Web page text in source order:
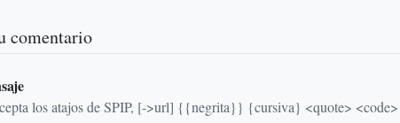
comentario
los atajos de SPIP, [->url] {{negrita}} {cursiva} <quote> <code> y el código